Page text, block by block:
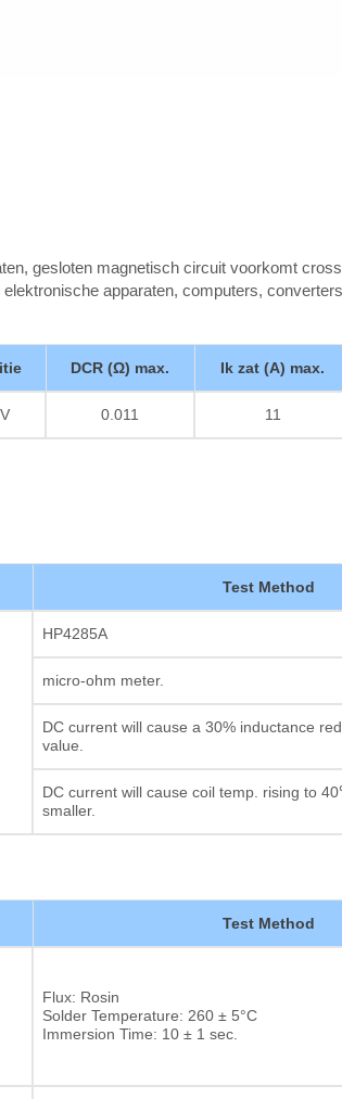
gesloten magnetisch circuit voorkomt
apparaten, computers,
DCR (Ω) max. Ik zat (A) max.
0.011 11
Test Method
HP4285A
micro-ohm meter.
DC current will cause a 30% inductance
value.
DC current will cause coil temp. rising to
smaller.
Test Method
Flux: Rosin
Solder Temperature: 260 ± 5°C
Immersion Time: 10 ± 1 sec.